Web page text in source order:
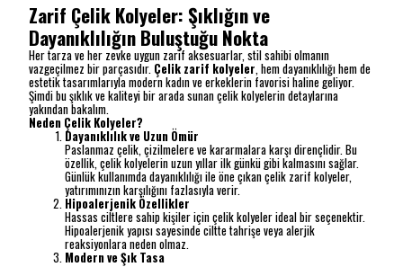
Zarif Çelik Kolyeler: Şıklığın ve
Dayanıklılığın Buluştuğu Nokta
Her tarza ve her zevke uygun zarif aksesuarlar, stil sahibi olmanın
vazgeçilmez bir parçasıdır. Çelik zarif kolyeler, hem dayanıklılığı hem de
estetik tasarımlarıyla modern kadın ve erkeklerin favorisi haline geliyor.
Şimdi bu şıklık ve kaliteyi bir arada sunan çelik kolyelerin detaylarına
yakından bakalım.
Neden Çelik Kolyeler?
Dayanıklılık ve Uzun Ömür
Paslanmaz çelik, çizilmelere ve kararmalara karşı dirençlidir. Bu
özellik, çelik kolyelerin uzun yıllar ilk günkü gibi kalmasını sağlar.
Günlük kullanımda dayanıklılığı ile öne çıkan çelik zarif kolyeler,
yatırımınızın karşılığını fazlasıyla verir.
Hipoalerjenik Özellikler
Hassas ciltlere sahip kişiler için çelik kolyeler ideal bir seçenektir.
Hipoalerjenik yapısı sayesinde ciltte tahrişe veya alerjik
reaksiyonlara neden olmaz.
Modern ve Şık Tasa